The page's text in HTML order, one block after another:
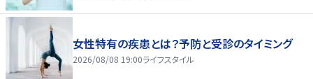
女性特有の疾患とは？予防と受診のタイミング
2026/08/08 19:00ライフスタイル